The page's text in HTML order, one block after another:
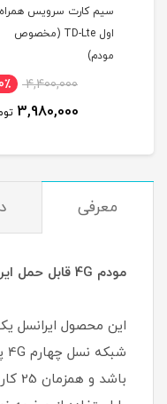
سیم کارت سرویس همراه
اول TD-Lte (مخصوص
مودم)
4,400,000
3,980,000
معرفی
مودم 4G قابل حمل ایرانسل مدل FD-M40
این محصول ایرانسل